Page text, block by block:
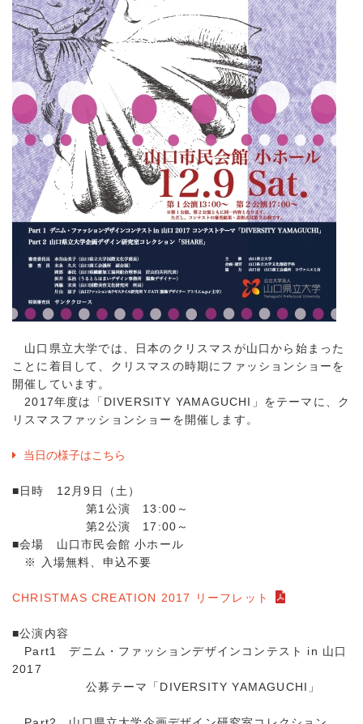
山口県立大学では、日本のクリスマスが山口から始まった
ことに着目して、クリスマスの時期にファッションショーを
開催しています。
2017年度は「DIVERSITY YAMAGUCHI」をテーマに、ク
リスマスファッションショーを開催します。
当日の様子はこちら
■日時 12月9日（土）
第1公演 13:00～
第2公演 17:00～
■会場 山口市民会館 小ホール
※ 入場無料、申込不要
CHRISTMAS CREATION 2017 リーフレット
■公演内容
Part1 デニム・ファッションデザインコンテスト in 山口
2017
公募テーマ「DIVERSITY YAMAGUCHI」